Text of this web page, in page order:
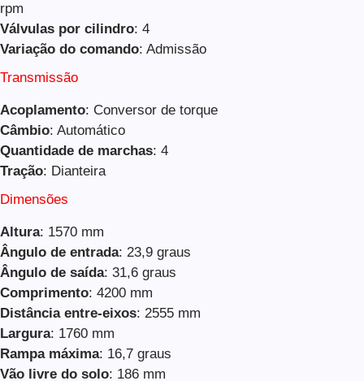
rpm
Válvulas por cilindro: 4
Variação do comando: Admissão
Transmissão
Acoplamento: Conversor de torque
Câmbio: Automático
Quantidade de marchas: 4
Tração: Dianteira
Dimensões
Altura: 1570 mm
Ângulo de entrada: 23,9 graus
Ângulo de saída: 31,6 graus
Comprimento: 4200 mm
Distância entre-eixos: 2555 mm
Largura: 1760 mm
Rampa máxima: 16,7 graus
Vão livre do solo: 186 mm